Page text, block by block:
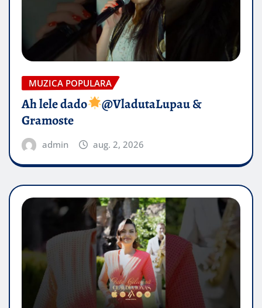
MUZICA POPULARA
Ah lele dado​
@VladutaLupau &
Gramoste
admin aug. 2, 2026